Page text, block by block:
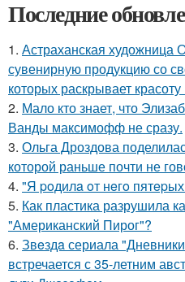
Последние
1. Астраханская художница
сувенирную продукцию со
которых раскрывает
2. Мало кто знает, что
Ванды максимофф не сразу.
3. Ольга Дроздова
которой раньше почти не
4. "Я poдилa oт нeгo
5. Как пластика разрушила
"Американский Пирог"?
6. Звeздa сериала
встречается с 35-летним